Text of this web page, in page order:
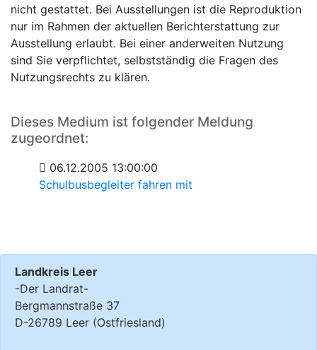
nicht gestattet. Bei Ausstellungen ist die Reproduktion
nur im Rahmen der aktuellen Berichterstattung zur
Ausstellung erlaubt. Bei einer anderweiten Nutzung
sind Sie verpflichtet, selbstständig die Fragen des
Nutzungsrechts zu klären.
Dieses Medium ist folgender Meldung
zugeordnet:
06.12.2005 13:00:00
Schulbusbegleiter fahren mit
Landkreis Leer
-Der Landrat-
Bergmannstraße 37
D-26789 Leer (Ostfriesland)